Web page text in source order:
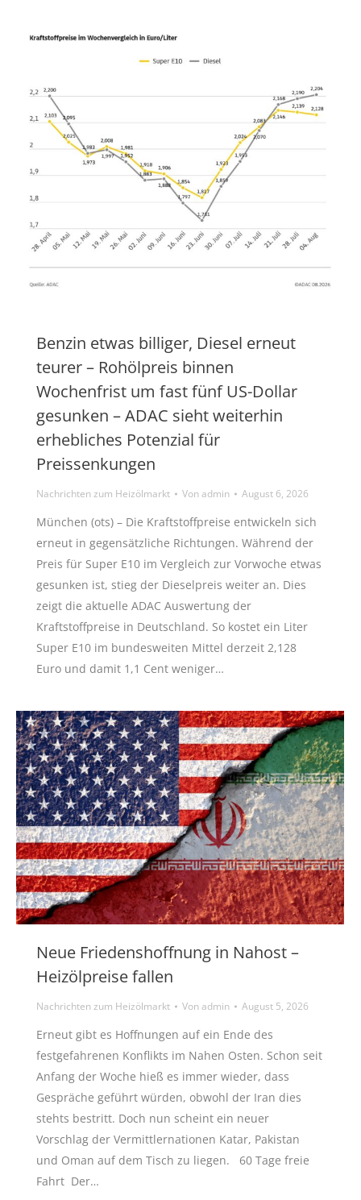
Benzin etwas billiger, Diesel erneut
teurer – Rohölpreis binnen
Wochenfrist um fast fünf US-Dollar
gesunken – ADAC sieht weiterhin
erhebliches Potenzial für
Preissenkungen
Nachrichten zum Heizölmarkt Vonadmin August 6, 2026
München (ots) – Die Kraftstoffpreise entwickeln sich
erneut in gegensätzliche Richtungen. Während der
Preis für Super E10 im Vergleich zur Vorwoche etwas
gesunken ist, stieg der Dieselpreis weiter an. Dies
zeigt die aktuelle ADAC Auswertung der
Kraftstoffpreise in Deutschland. So kostet ein Liter
Super E10 im bundesweiten Mittel derzeit 2,128
Euro und damit 1,1 Cent weniger…
Neue Friedenshoffnung in Nahost –
Heizölpreise fallen
Nachrichten zum Heizölmarkt Vonadmin August 5, 2026
Erneut gibt es Hoffnungen auf ein Ende des
festgefahrenen Konflikts im Nahen Osten. Schon seit
Anfang der Woche hieß es immer wieder, dass
Gespräche geführt würden, obwohl der Iran dies
stehts bestritt. Doch nun scheint ein neuer
Vorschlag der Vermittlernationen Katar, Pakistan
und Oman auf dem Tisch zu liegen. 60 Tage freie
Fahrt Der…